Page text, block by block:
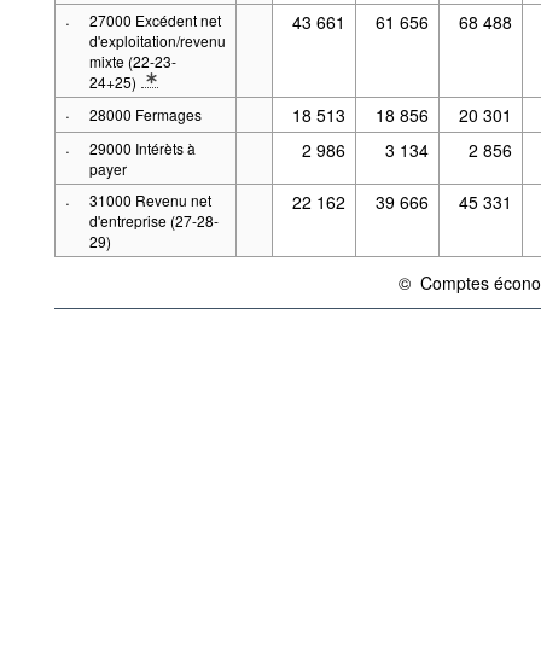
·
27000 Excédent net
d'exploitation/revenu
mixte (22-23-
24+25)
* Note spécification 2: Définitions : Revenu mixte (B.3)
43 661 61 656 68 488
· 28000 Fermages 18 513 18 856
20 301
·
29000 Intérèts à
payer
2 986 3 134 2 856
·
31000 Revenu net
d'entreprise (27-28-
29)
22 162 39 666 45 331
©
{link} Conditions
Comptes